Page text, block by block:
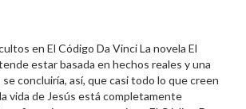
en El Código Da Vinci La novela El
estar basada en hechos reales y una
concluiría, así, que casi todo lo que creen
vida de Jesús está completamente